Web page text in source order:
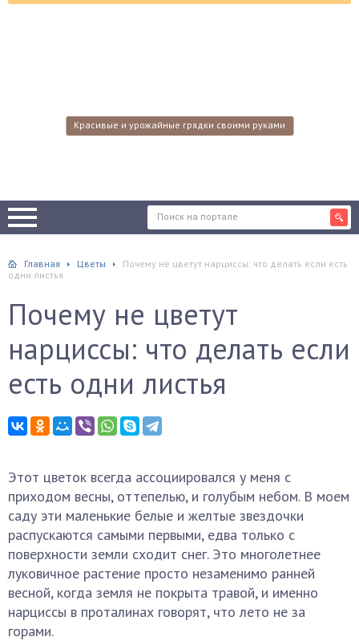
Красивые и урожайные грядки своими руками
Главная Цветы
Почему не цветут нарциссы: что делать если есть
одни листья
Почему не цветут
нарциссы: что делать если
есть одни листья
Этот цветок всегда ассоциировался у меня с
приходом весны, оттепелью, и голубым небом. В моем
саду эти маленькие белые и желтые звездочки
распускаются самыми первыми, едва только с
поверхности земли сходит снег. Это многолетнее
луковичное растение просто незаменимо ранней
весной, когда земля не покрыта травой, и именно
нарциссы в проталинах говорят, что лето не за
горами.